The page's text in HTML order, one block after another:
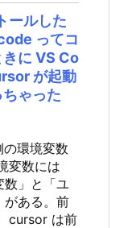
ールした
ってコ
に VS Co
が起動
ゃった
環境変数
変数には
数」と「ユ
がある。前
cursor は前